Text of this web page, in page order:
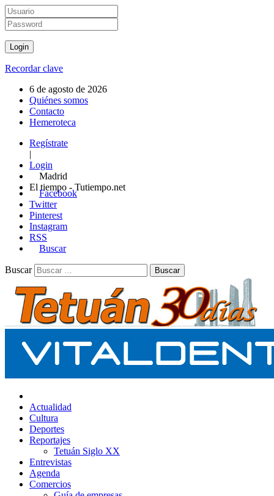
Recordar clave
6 de agosto de 2026
Quiénes somos
Contacto
Hemeroteca
Regístrate
|
Login
Madrid
El tiempo - Tutiempo.net
Facebook
Twitter
Pinterest
Instagram
RSS
Buscar
Buscar
Actualidad
Cultura
Deportes
Reportajes
Tetuán Siglo XX
Entrevistas
Agenda
Comercios